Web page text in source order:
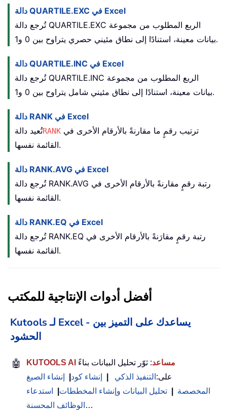
دالة QUARTILE.EXC في Excel
تُرجع دالة QUARTILE.EXC الربع المطلوب من مجموعة
بيانات معينة، استنادًا إلى نطاق مئيني حصري يتراوح بين 0 و1.
دالة QUARTILE.INC في Excel
تُرجع دالة QUARTILE.INC
بيانات معينة، استنادًا إلى نطاق مئيني شامل يتراوح بين 0 و1.
دالة RANK في Excel
تُعيد دالةRANK
القائمة نفسها.
دالة RANK.AVG في Excel
تُرجع دالة RANK.AVG رتبة رقمٍ مقارنةً بالأرقام الأخرى في
القائمة نفسها.
دالة RANK.EQ في Excel
تُرجع دالة RANK.EQ رتبة رقمٍ مقارَنةً بالأرقام الأخرى في
القائمة نفسها.
أفضل أدوات الإنتاجية للمكتب
Kutools لـ Excel - يساعدك على التميز بين
الحشود
🤖 KUTOOLS AI مساعد: ثوّر تحليل البيانات بناءً
على: التنفيذ الذكي إنشاء كود
إنشاء الصيغ
المخصصة
تحليل البيانات وإنشاء المخططات
استدعاء
الوظائف المحسنة …